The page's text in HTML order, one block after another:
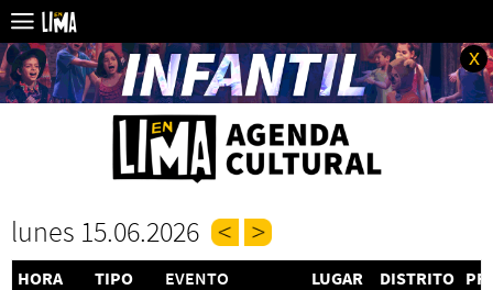
x
lunes 15.06.2026
HORA TIPO EVENTO LUGAR DISTRITO